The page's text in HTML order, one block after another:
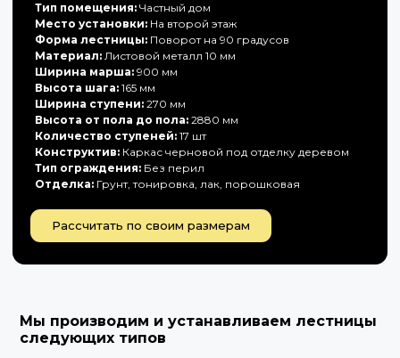
Тип помещения: Частный дом
Место установки: На второй этаж
Форма лестницы: Поворот на 90 градусов
Материал: Листовой металл 10 мм
Ширина марша: 900 мм
Высота шага: 165 мм
Ширина ступени: 270 мм
Высота от пола до пола: 2880 мм
Количество ступеней: 17 шт
Конструктив: Каркас черновой под отделку деревом
Тип ограждения: Без перил
Отделка: Грунт, тонировка, лак, порошковая
Рассчитать по своим размерам
Мы производим и устанавливаем лестницы
следующих типов